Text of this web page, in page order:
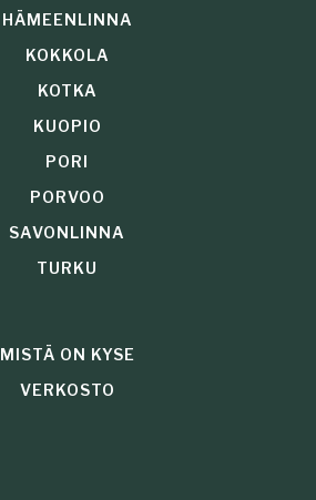
HÄMEENLINNA
KOKKOLA
KOTKA
KUOPIO
PORI
PORVOO
SAVONLINNA
TURKU
MISTÄ ON KYSE
VERKOSTO